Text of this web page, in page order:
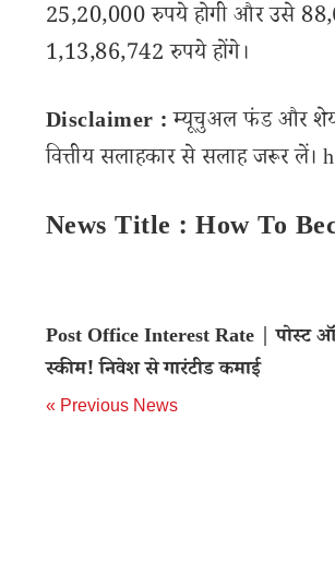
25,20,000 रुपये होगी और उसे
1,13,86,742 रुपये होंगे।
Disclaimer :म्यूचुअल फंड और
वित्तीय सलाहकार से सलाह जरूर लें।
News Title : How To
Post Office Interest Rate | पोस्ट
स्‍कीम! निवेश से गारंटीड कमाई
« Previous News